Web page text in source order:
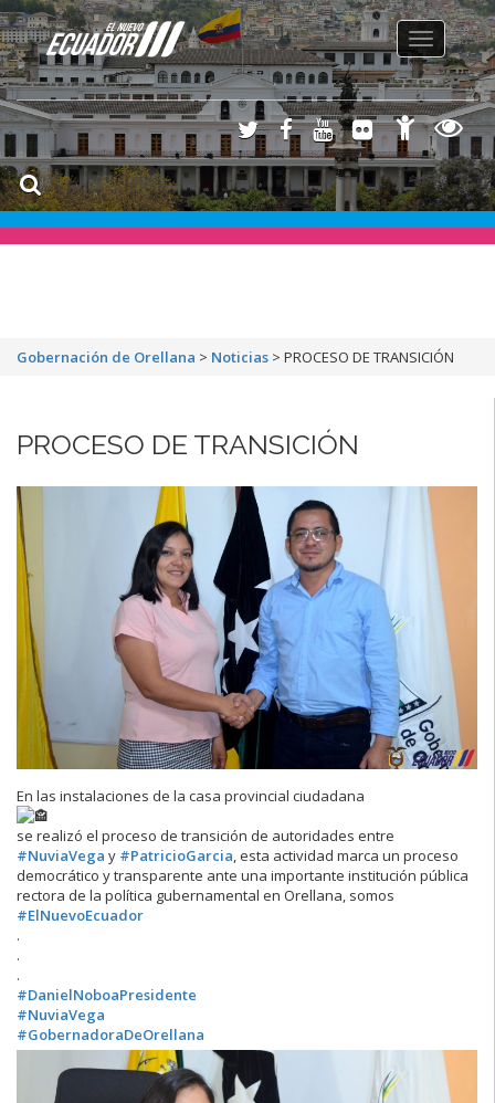
Toggle
navigation
Gobernación de Orellana > Noticias > PROCESO DE TRANSICIÓN
PROCESO DE TRANSICIÓN
En las instalaciones de la casa provincial ciudadana
se realizó el proceso de transición de autoridades entre
#NuviaVega y #PatricioGarcia, esta actividad marca un proceso
democrático y transparente ante una importante institución pública
rectora de la política gubernamental en Orellana, somos
#ElNuevoEcuador
.
.
.
#DanielNoboaPresidente
#NuviaVega
#GobernadoraDeOrellana